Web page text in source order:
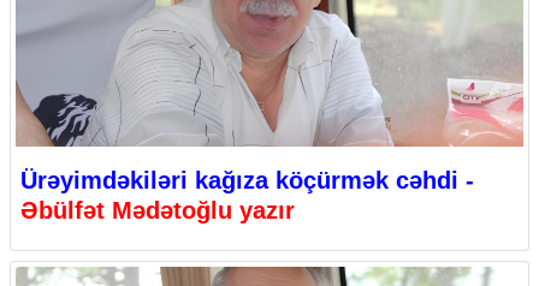
Ürəyimdəkiləri kağıza köçürmək cəhdi -
Əbülfət Mədətoğlu yazır